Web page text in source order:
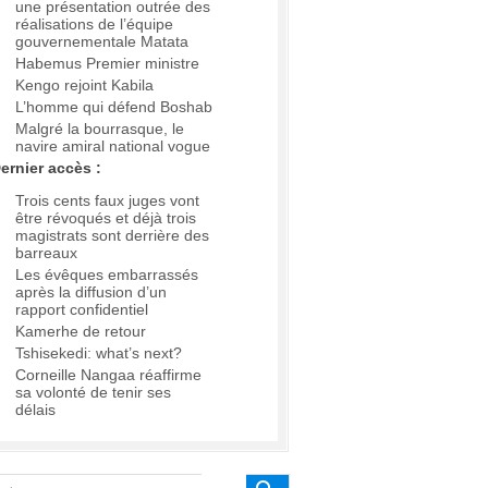
une présentation outrée des
réalisations de l’équipe
gouvernementale Matata
Habemus Premier ministre
Kengo rejoint Kabila
L’homme qui défend Boshab
Malgré la bourrasque, le
navire amiral national vogue
accès :
Trois cents faux juges vont
être révoqués et déjà trois
magistrats sont derrière des
barreaux
Les évêques embarrassés
après la diffusion d’un
rapport confidentiel
Kamerhe de retour
Tshisekedi: what’s next?
Corneille Nangaa réaffirme
sa volonté de tenir ses
délais